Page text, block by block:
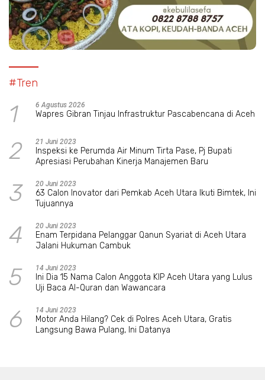
#Tren
1 6 Agustus 2026
Wapres Gibran Tinjau Infrastruktur Pascabencana di Aceh
2 21 Juni 2023
Inspeksi ke Perumda Air Minum Tirta Pase, Pj Bupati
Apresiasi Perubahan Kinerja Manajemen Baru
3 20 Juni 2023
63 Calon Inovator dari Pemkab Aceh Utara Ikuti Bimtek, Ini
Tujuannya
4 20 Juni 2023
Enam Terpidana Pelanggar Qanun Syariat di Aceh Utara
Jalani Hukuman Cambuk
5 14 Juni 2023
Ini Dia 15 Nama Calon Anggota KIP Aceh Utara yang Lulus
Uji Baca Al-Quran dan Wawancara
6 14 Juni 2023
Motor Anda Hilang? Cek di Polres Aceh Utara, Gratis
Langsung Bawa Pulang, Ini Datanya